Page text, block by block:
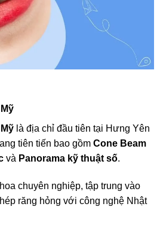
là địa chỉ đầu tiên tại Hưng Yên
tiên tiến bao gồm Cone Beam
và Panorama kỹ thuật số.
chuyên nghiệp, tập trung vào
răng hỏng với công nghệ Nhật